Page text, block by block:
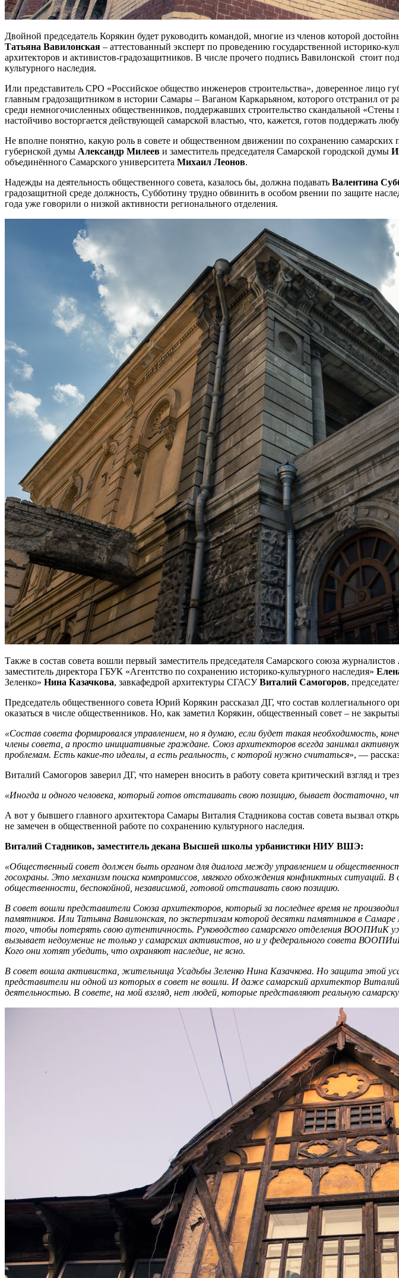
Двойной председатель Корякин будет руководить командой, многие из членов которой
Татьяна Вавилонская – аттестованный эксперт по проведению государственной историко-
архитекторов и активистов-градозащитников. В числе прочего подпись Вавилонской стоит
культурного наследия.
Или представитель СРО «Российское общество инженеров строительства», доверенное лицо
главным градозащитником в истории Самары – Ваганом Каркарьяном, которого отстранил от
среди немногочисленных общественников, поддержавших строительство скандальной
настойчиво восторгается действующей самарской властью, что, кажется, готов поддержать
Не вполне понятно, какую роль в совете и общественном движении по сохранению самарских
губернской думы Александр Милеев и заместитель председателя Самарской городской думы
объединённого Самарского университета Михаил Леонов.
Надежды на деятельность общественного совета, казалось бы, должна подавать Валентина
градозащитной среде должность, Субботину трудно обвинить в особом рвении по защите
года уже говорили о низкой активности регионального отделения.
Также в состав совета вошли первый заместитель председателя Самарского союза журналистов
заместитель директора ГБУК «Агентство по сохранению историко-культурного наследия»
Зеленко» Нина Казачкова, завкафедрой архитектуры СГАСУВиталий Самогоров,
Председатель общественного совета Юрий Корякин рассказал ДГ, что состав
оказаться в числе общественников. Но, как заметил Корякин, общественный совет – не
«Состав совета формировался управлением, но я думаю, если будет такая необходимость,
члены совета, а просто инициативные граждане. Союз архитекторов всегда занимал
проблемам. Есть какие-то идеалы, а есть реальность, с которой нужно считаться», —
Виталий Самогоров заверил ДГ, что намерен вносить в работу совета критический взгляд и
«Иногда и одного человека, который готов отстаивать свою позицию, бывает достаточно,
А вот у бывшего главного архитектора Самары Виталия Стадникова состав совета вызвал
не замечен в общественной работе по сохранению культурного наследия.
Виталий Стадников, заместитель декана Высшей школы урбанистики НИУ ВШЭ:
«Общественный совет должен быть органом для диалога между управлением и
госохраны. Это механизм поиска компромиссов, мягкого обхождения конфликтных ситуаций.
общественности, беспокойной, независимой, готовой отстаивать свою позицию.
В совет вошли представители Союза архитекторов, который за последнее время не
памятников. Или Татьяна Вавилонская, по экспертизам которой десятки памятников в
того, чтобы потерять свою аутентичность. Руководство самарского отделения ВООПИиК
вызывает недоумение не только у самарских активистов, но и у федерального совета
Кого они хотят убедить, что охраняют наследие, не ясно.
В совет вошла активистка, жительница Усадьбы Зеленко Нина Казачкова. Но защита этой
представители ни одной из которых в совет не вошли. И даже самарский архитектор
деятельностью. В совете, на мой взгляд, нет людей, которые представляют реальную